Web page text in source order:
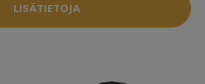
LISÄTIETOJA